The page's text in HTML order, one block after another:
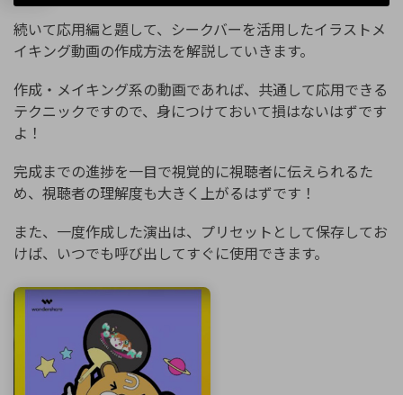
続いて応用編と題して、シークバーを活用したイラストメ
イキング動画の作成方法を解説していきます。
作成・メイキング系の動画であれば、共通して応用できる
テクニックですので、身につけておいて損はないはずです
よ！
完成までの進捗を一目で視覚的に視聴者に伝えられるた
め、視聴者の理解度も大きく上がるはずです！
また、一度作成した演出は、プリセットとして保存してお
けば、いつでも呼び出してすぐに使用できます。